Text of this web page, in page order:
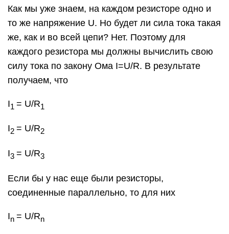
Как мы уже знаем, на каждом резисторе одно и
то же напряжение U. Но будет ли сила тока такая
же, как и во всей цепи? Нет. Поэтому для
каждого резистора мы должны вычислить свою
силу тока по закону Ома I=U/R. В результате
получаем, что
I1 = U/R1
I2 = U/R2
I3 = U/R3
Если бы у нас еще были резисторы,
соединенные параллельно, то для них
In = U/Rn